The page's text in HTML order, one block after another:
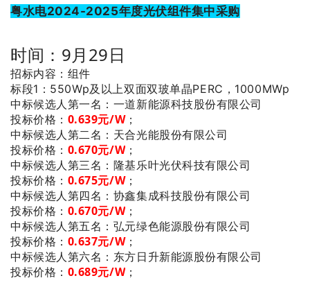
粤水电2024-2025年度光伏组件集中采购
时间：9月29日
招标内容：组件
标段1：550Wp及以上双面双玻单晶PERC，1000MWp
中标候选人第一名 ：一道新能源科技股份有限公司
投标价格： 0.639元/W；
中标候选人第二名 ：天合光能股份有限公司
投标价格： 0.670元/W ；
中标候选人第三名 ：隆基乐叶光伏科技有限公司
投标价格： 0.675元/W；
中标候选人第四名 ：协鑫集成科技股份有限公司
投标价格： 0.670元/W ；
中标候选人第五名 ：弘元绿色能源股份有限公司
投标价格： 0.637元/W；
中标候选人第六名 ：东方日升新能源股份有限公司
投标价格： 0.689元/W ；